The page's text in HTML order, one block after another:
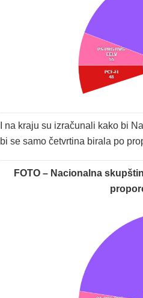
I na kraju su izračunali kako bi
bi se samo četvrtina birala po
FOTO – Nacionalna